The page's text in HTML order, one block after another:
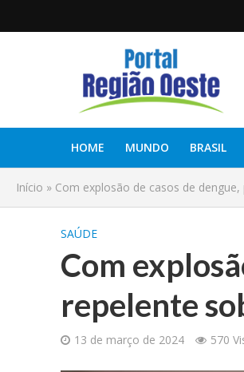
HOME MUNDO BRASIL
Início » Com explosão de casos de
SAÚDE
Com
repelente
13 de março de 2024 570